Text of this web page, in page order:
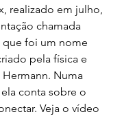
realizado em julho,
chamada
que foi um nome
pela física e
Numa
conta sobre o
Veja o vídeo